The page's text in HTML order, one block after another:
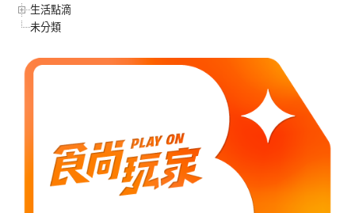
生活點滴
未分類